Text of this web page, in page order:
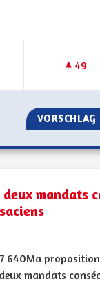
49
deux mandats
640Ma
mandats